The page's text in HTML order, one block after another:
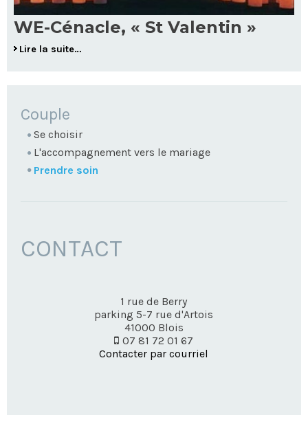
WE-Cénacle, « St Valentin »
Lire la suite…
NAVIGATION
Couple
Se choisir
L'accompagnement vers le mariage
Prendre soin
CONTACT
1 rue de Berry
parking 5-7 rue d'Artois
41000 Blois
07 81 72 01 67
Contacter par courriel